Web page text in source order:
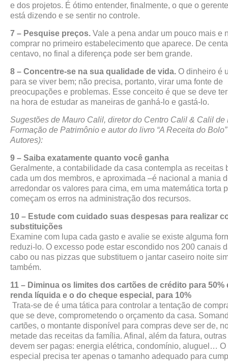
e dos projetos. É ótimo entender, finalmente, o que o
está dizendo e se sentir no controle.
7 – Pesquise preços. Vale a pena andar um pouco mais e
comprar no primeiro estabelecimento que aparece. De
centavo, no final a diferença pode ser bem grande.
8 – Concentre-se na sua qualidade de vida. O dinheiro é
para se viver bem; não precisa, portanto, virar uma fonte de
preocupações e problemas. Esse conceito é que se deve
na hora de estudar as maneiras de ganhá-lo e gastá-lo.
Sugestões de Mauro Calil, diretor do Centro Calil & Calil de
Formação de Patrimônio e autor do livro “A Receita do
Autores):
9 – Saiba exatamente quanto você ganha
Geralmente, a contabilidade da casa contempla as receitas
cada um dos membros, e aproximada –é nacional a mania
arredondar os valores para cima, em uma matemática torta
começam os erros na administração dos recursos.
10 – Estude com cuidado suas despesas para realizar
substituições
Examine com lupa cada gasto e avalie se existe alguma
reduzi-lo. O excesso pode estar escondido nos 200 canais
cabo ou nas pizzas que substituem o jantar caseiro noite
também.
11 – Diminua os limites dos cartões de crédito para 50%
renda líquida e o do cheque especial, para 10%
Trata-se de é uma tática para controlar a tentação de
que se deve, comprometendo o orçamento da casa.
cartões, o montante disponível para compras deve ser de,
metade das receitas da família. Afinal, além da fatura,
devem ser pagas: energia elétrica, condomínio, aluguel… O
especial precisa ter apenas o tamanho adequado para